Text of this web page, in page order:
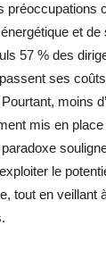
préoccupations
et de
57 % des
ses
moins
mis en
le
tout en veillant